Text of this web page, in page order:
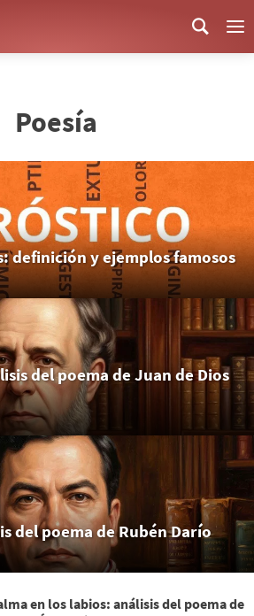
Poesía
definición y ejemplos famosos
del poema de Juan de Dios
del poema de Rubén Darío
en los labios: análisis del poema de